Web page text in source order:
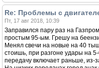
Re: Проблемы с
Пт, 17 авг 2018, 10:39
Заправился пару раз на
простым 95-ым. Грешу на
Менял свечи на новые на 40
стоишь, при разгоне удары на
передачу включает раньше, из-